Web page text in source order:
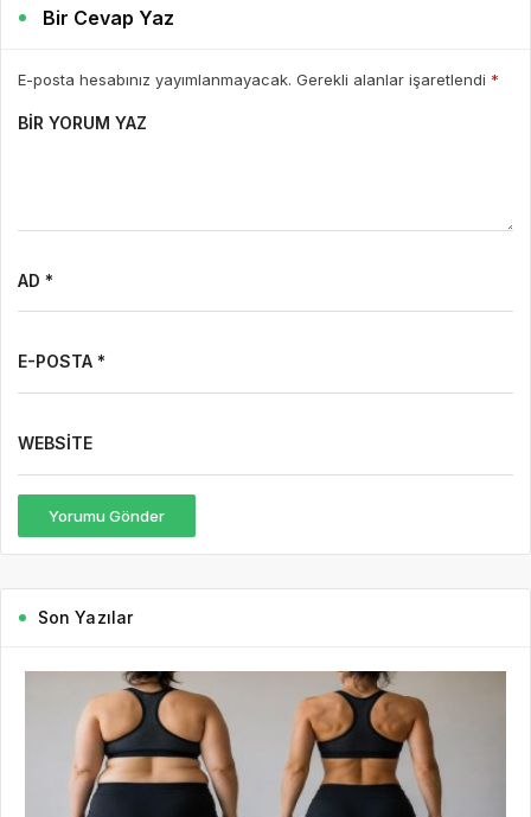
Bir Cevap Yaz
E-posta hesabınız yayımlanmayacak. Gerekli alanlar işaretlendi *
BIR YORUM YAZ
AD *
E-POSTA *
WEBSITE
Yorumu Gönder
Son Yazılar